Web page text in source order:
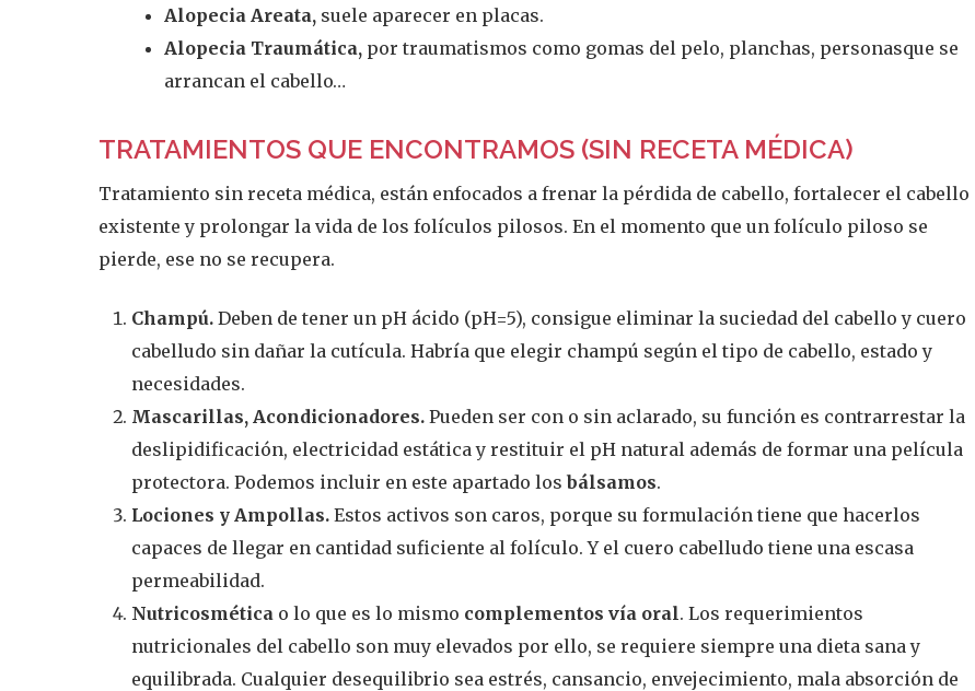
Alopecia Areata, suele aparecer en placas.
Alopecia Traumática, por traumatismos como gomas del pelo, planchas, personasque se
arrancan el cabello…
TRATAMIENTOS QUE ENCONTRAMOS (SIN RECETA MÉDICA)
Tratamiento sin receta médica, están enfocados a frenar la pérdida de cabello, fortalecer el cabello
existente y prolongar la vida de los folículos pilosos. En el momento que un folículo piloso se
pierde, ese no se recupera.
Champú. Deben de tener un pH ácido (pH=5), consigue eliminar la suciedad del cabello y cuero
cabelludo sin dañar la cutícula. Habría que elegir champú según el tipo de cabello, estado y
necesidades.
Mascarillas, Acondicionadores. Pueden ser con o sin aclarado, su función es contrarrestar la
deslipidificación, electricidad estática y restituir el pH natural además de formar una película
protectora. Podemos incluir en este apartado losbálsamos.
Lociones y Ampollas. Estos activos son caros, porque su formulación tiene que hacerlos
capaces de llegar en cantidad suficiente al folículo. Y el cuero cabelludo tiene una escasa
permeabilidad.
Nutricosmética o lo que es lo mismo complementos vía oral. Los requerimientos
nutricionales del cabello son muy elevados por ello, se requiere siempre una dieta sana y
equilibrada. Cualquier desequilibrio sea estrés, cansancio, envejecimiento, mala absorción de